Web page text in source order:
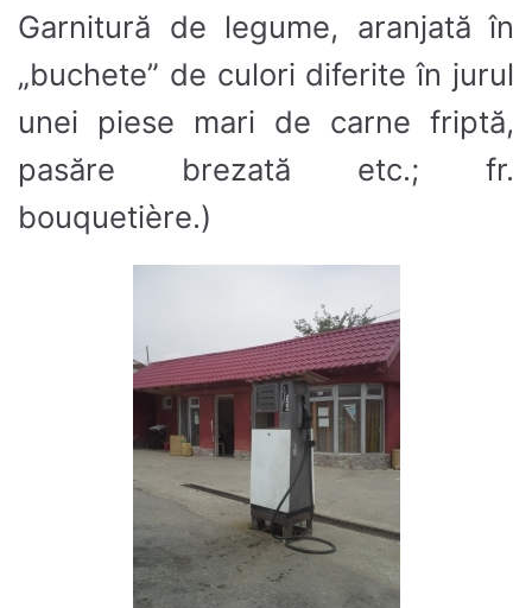
Garnitură de legume, aranjată în
„buchete” de culori diferite în jurul
unei piese mari de carne friptă,
pasăre brezată etc.; fr.
bouquetière.)